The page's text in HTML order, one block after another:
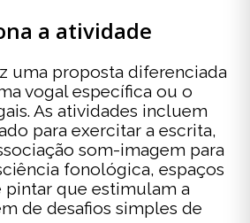
a atividade
uma proposta diferenciada
vogal específica ou o
As atividades incluem
para exercitar a escrita,
som-imagem para
fonológica, espaços
pintar que estimulam a
de desafios simples de